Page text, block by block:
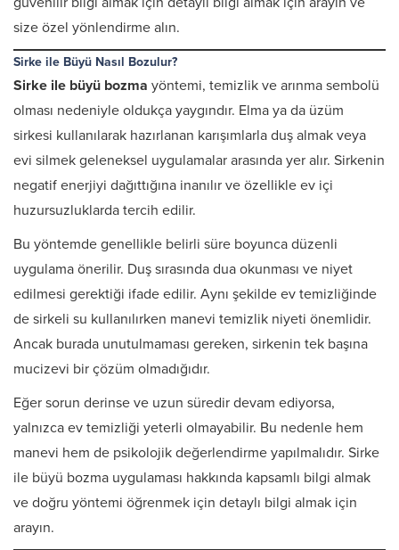
size özel yönlendirme alın.
Sirke ile Büyü Nasıl Bozulur?
Sirke ile büyü bozma yöntemi, temizlik ve arınma sembolü
olması nedeniyle oldukça yaygındır. Elma ya da üzüm
sirkesi kullanılarak hazırlanan karışımlarla duş almak veya
evi silmek geleneksel uygulamalar arasında yer alır. Sirkenin
negatif enerjiyi dağıttığına inanılır ve özellikle ev içi
huzursuzluklarda tercih edilir.
Bu yöntemde genellikle belirli süre boyunca düzenli
uygulama önerilir. Duş sırasında dua okunması ve niyet
edilmesi gerektiği ifade edilir. Aynı şekilde ev temizliğinde
de sirkeli su kullanılırken manevi temizlik niyeti önemlidir.
Ancak burada unutulmaması gereken, sirkenin tek başına
mucizevi bir çözüm olmadığıdır.
Eğer sorun derinse ve uzun süredir devam ediyorsa,
yalnızca ev temizliği yeterli olmayabilir. Bu nedenle hem
manevi hem de psikolojik değerlendirme yapılmalıdır. Sirke
ile büyü bozma uygulaması hakkında kapsamlı bilgi almak
ve doğru yöntemi öğrenmek için detaylı bilgi almak için
arayın.